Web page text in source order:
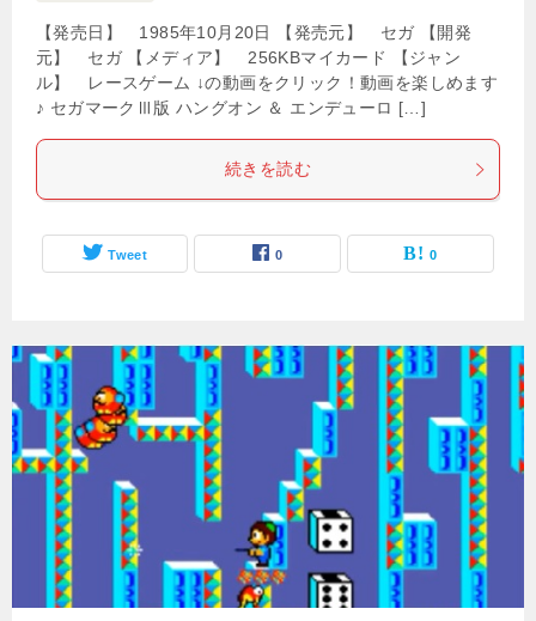
【発売日】 1985年10月20日 【発売元】 セガ 【開発
元】 セガ 【メディア】 256KBマイカード 【ジャン
ル】 レースゲーム ↓の動画をクリック！動画を楽しめます
♪ セガマークⅢ版 ハングオン ＆ エンデューロ […]
続きを読む
Tweet 0 0